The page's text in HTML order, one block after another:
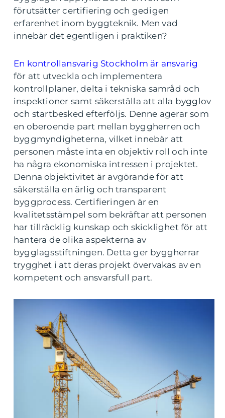
förutsätter certifiering och gedigen
erfarenhet inom byggteknik. Men vad
innebär det egentligen i praktiken?
En kontrollansvarig Stockholm är ansvarig
för att utveckla och implementera
kontrollplaner, delta i tekniska samråd och
inspektioner samt säkerställa att alla bygglov
och startbesked efterföljs. Denne agerar som
en oberoende part mellan byggherren och
byggmyndigheterna, vilket innebär att
personen måste inta en objektiv roll och inte
ha några ekonomiska intressen i projektet.
Denna objektivitet är avgörande för att
säkerställa en ärlig och transparent
byggprocess. Certifieringen är en
kvalitetsstämpel som bekräftar att personen
har tillräcklig kunskap och skicklighet för att
hantera de olika aspekterna av
bygglagsstiftningen. Detta ger byggherrar
trygghet i att deras projekt övervakas av en
kompetent och ansvarsfull part.